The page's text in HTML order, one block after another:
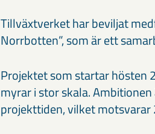
Tillväxtverket har beviljat
Norrbotten”, som är ett
Projektet som startar hösten
myrar i stor skala.
projekttiden, vilket motsvarar